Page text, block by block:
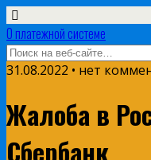
О платежной системе
31.08.2022 • нет
Жалоба в
Сбербанк